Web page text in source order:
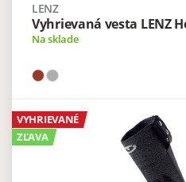
LENZ
Vyhrievaná vesta LENZ
Na sklade
VYHRIEVANÉ
ZĽAVA